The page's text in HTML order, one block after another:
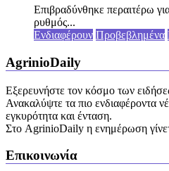
Επιβραδύνθηκε περαιτέρω
ρυθμός...
Ενδιαφέρουν Προβεβλημένα
AgrinioDaily
Εξερευνήστε τον κόσμο των
Ανακαλύψτε τα πιο ενδιαφέροντα
εγκυρότητα και ένταση.
Στο AgrinioDaily η ενημέρωση
Επικοινωνία